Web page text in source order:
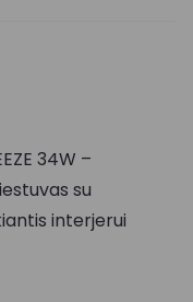
34W –
su
interjerui